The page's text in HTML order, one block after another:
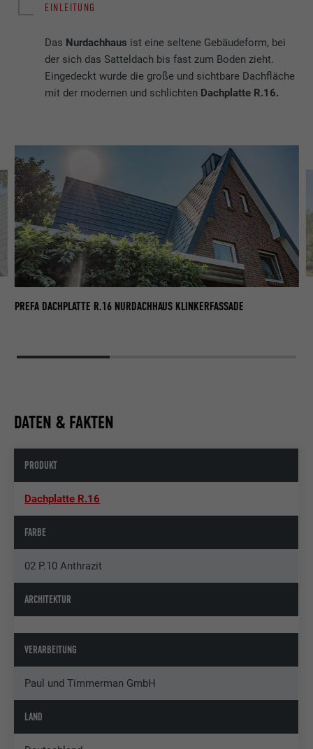
EINLEITUNG
Das Nurdachhaus ist eine seltene Gebäudeform, bei
der sich das Satteldach bis fast zum Boden zieht.
Eingedeckt wurde die große und sichtbare Dachfläche
mit der modernen und schlichten Dachplatte R.16.
PREFA DACHPLATTE R.16 NURDACHHAUS KLINKERFASSADE
DATEN & FAKTEN
PRODUKT
Dachplatte R.16
FARBE
02 P.10 Anthrazit
ARCHITEKTUR
VERARBEITUNG
Paul und Timmerman GmbH
LAND